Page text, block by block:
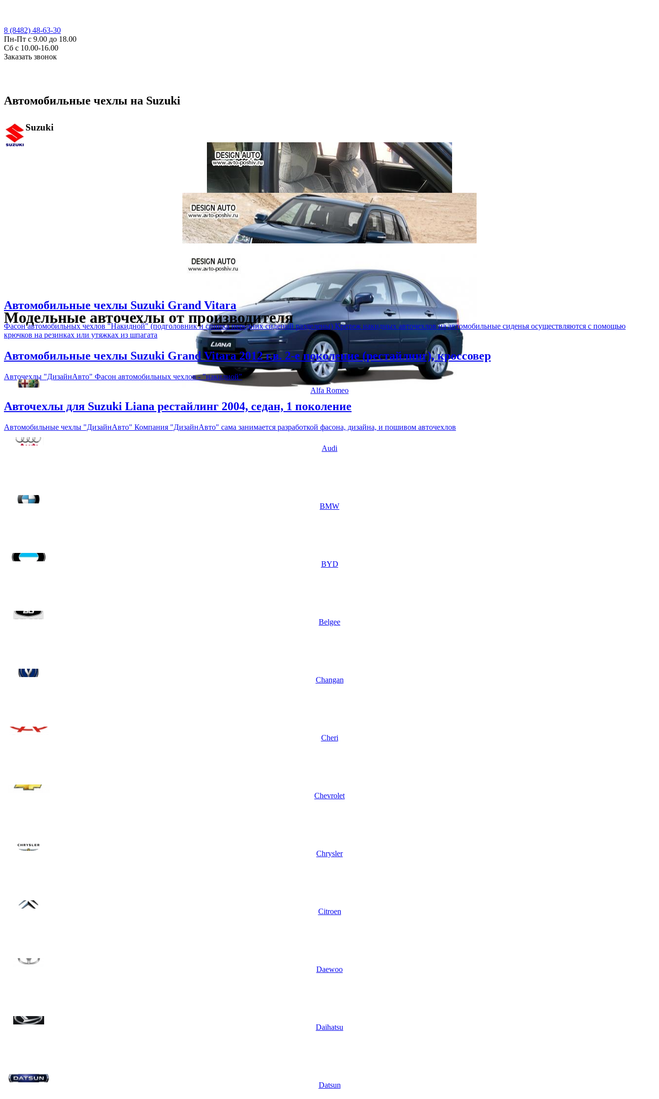
8 (8482) 48-63-30
Пн-Пт с 9.00 до 18.00
Сб с 10.00-16.00
Заказать звонок
Автомобильные чехлы на Suzuki
Suzuki
Автомобильные чехлы Suzuki Grand Vitara
Фасон автомобильных чехлов "Накидной" (подголовник и спинка передних сидений разделены) Крепеж накидных авточехлов на автомобильные сиденья осуществляются с помощью
крючков на резинках или утяжках из шпагата
Автомобильные чехлы Suzuki Grand Vitara 2012 г.в. 2-е поколение (рестайлинг), кроссовер
Авточехлы "ДизайнАвто" Фасон автомобильных чехлов - "накидной"
Авточехлы для Suzuki Liana рестайлинг 2004, седан, 1 поколение
Автомобильные чехлы "ДизайнАвто" Компания "ДизайнАвто" сама занимается разработкой фасона, дизайна, и пошивом авточехлов
Модельные авточехлы от производителя
Alfa Romeo
Audi
BMW
BYD
Belgee
Changan
Cheri
Chevrolet
Chrysler
Citroen
Daewoo
Daihatsu
Datsun